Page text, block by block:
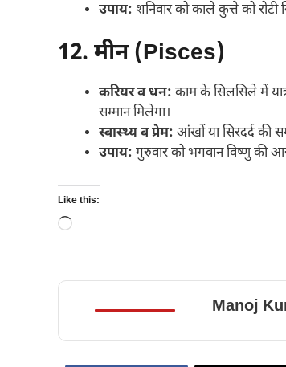
उपाय: शनिवार को काले कुत्ते को रोटी
12. मीन (Pisces)
करियर व धन: काम के सिलसिले में
सम्मान मिलेगा।
स्वास्थ्य व प्रेम: आंखों या सिरदर्द की
उपाय: गुरुवार को भगवान विष्णु की
Like this:
Loading…
Manoj